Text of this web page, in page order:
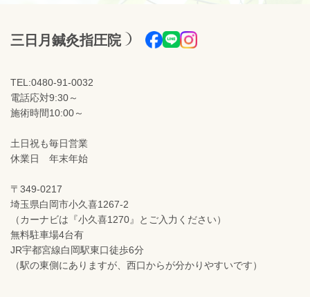
三日月鍼灸指圧院
TEL:0480-91-0032
電話応対9:30～
施術時間10:00～
土日祝も毎日営業
休業日 年末年始
〒349-0217
埼玉県白岡市小久喜1267-2
（カーナビは『小久喜1270』とご入力ください）
無料駐車場4台有
JR宇都宮線白岡駅東口徒歩6分
（駅の東側にありますが、西口からが分かりやすいです）